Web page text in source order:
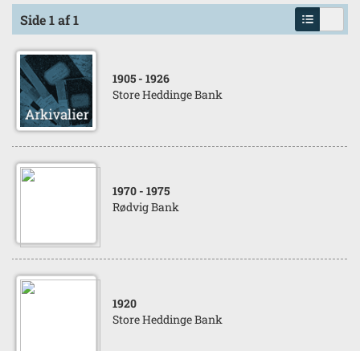
Side 1 af 1
1905 - 1926
Store Heddinge Bank
1970 - 1975
Rødvig Bank
1920
Store Heddinge Bank